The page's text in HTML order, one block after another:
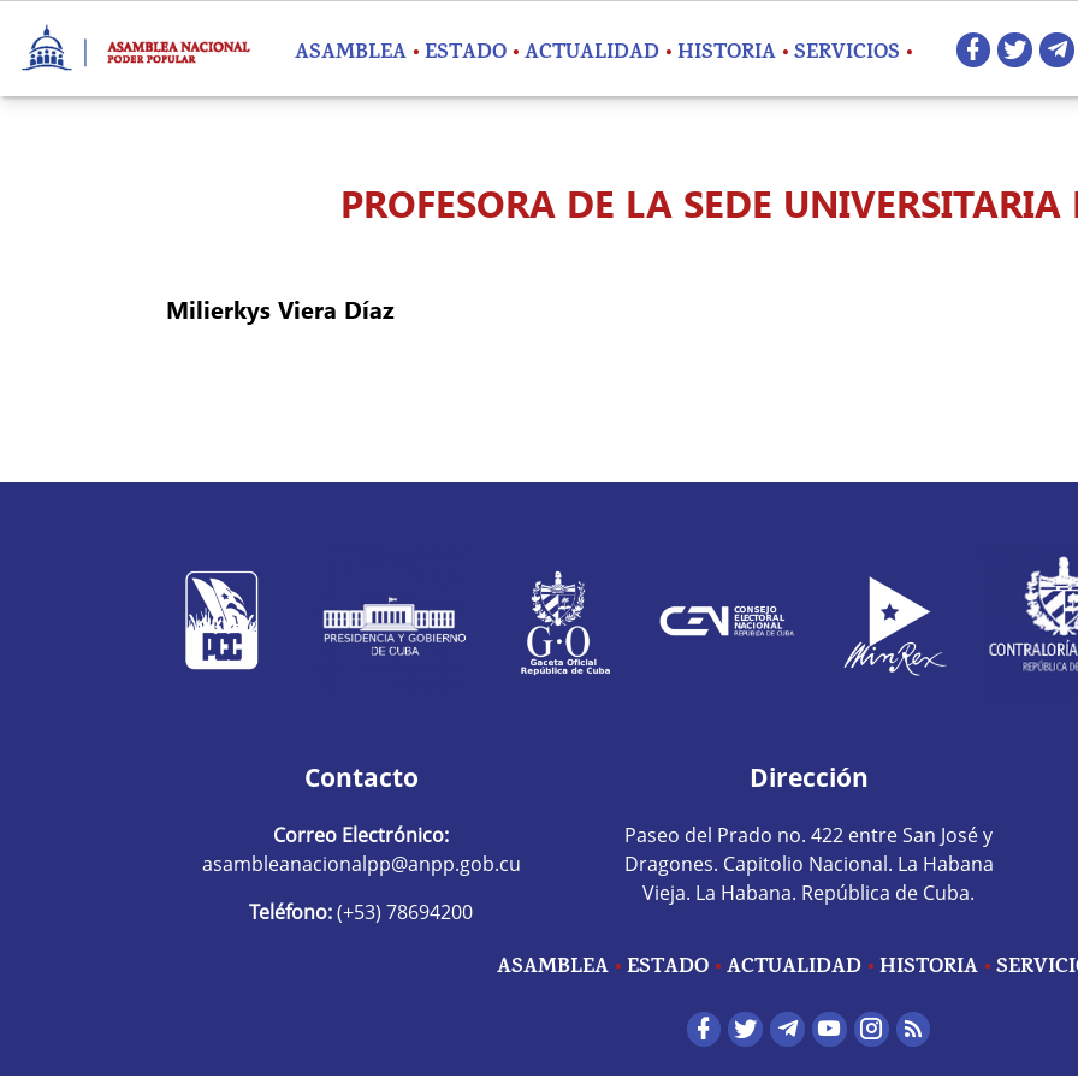
ASAMBLEA ESTADO ACTUALIDAD HISTORIA SERVICIOS
PROFESORA DE LA SEDE
Milierkys Viera Díaz
Contacto
Correo Electrónico:
asambleanacionalpp@anpp.gob.cu
Teléfono:(+53) 78694200
Dirección
Paseo del Prado no. 422 entre San José y
Dragones. Capitolio Nacional. La Habana
Vieja. La Habana. República de Cuba.
ASAMBLEA ESTADO ACTUALIDAD HISTORIA
Redes sociales home